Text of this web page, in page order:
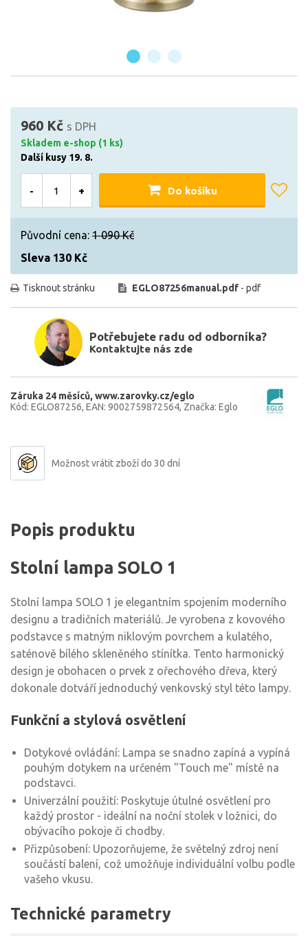
960 Kč s DPH
Skladem e-shop (1 ks)
Další kusy 19. 8.
- + Do košíku
Původní cena: 1 090 Kč
Sleva 130 Kč
Tisknout stránku EGLO87256manual.pdf - pdf
Potřebujete radu od odborníka?
Kontaktujte nás zde
Záruka 24 měsíců www.zarovky.cz/eglo
Kód: EGLO87256 EAN: 9002759872564 Značka: Eglo
Možnost vrátit zboží do 30 dní
Popis produktu
Stolní lampa SOLO 1
Stolní lampa SOLO 1 je elegantním spojením moderního
designu a tradičních materiálů. Je vyrobena z kovového
podstavce s matným niklovým povrchem a kulatého,
saténově bílého skleněného stínítka. Tento harmonický
design je obohacen o prvek z ořechového dřeva, který
dokonale dotváří jednoduchý venkovský styl této lampy.
Funkční a stylová osvětlení
Dotykové ovládání: Lampa se snadno zapíná a vypíná
pouhým dotykem na určeném "Touch me" místě na
podstavci.
Univerzální použití: Poskytuje útulné osvětlení pro
každý prostor - ideální na noční stolek v ložnici, do
obývacího pokoje či chodby.
Přizpůsobení: Upozorňujeme, že světelný zdroj není
součástí balení, což umožňuje individuální volbu podle
vašeho vkusu.
Technické parametry